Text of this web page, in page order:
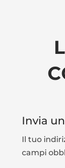
Invia
Il tuo
campi